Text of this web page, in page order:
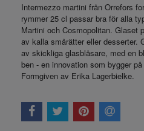
Intermezzo martini från Orrefors
rymmer 25 cl passar bra för alla
Martini och Cosmopolitan. Glaset
av kalla smårätter eller desserter.
av skickliga glasblåsare, med en
ben - en innovation som bygger
Formgiven av Erika Lagerbielke.